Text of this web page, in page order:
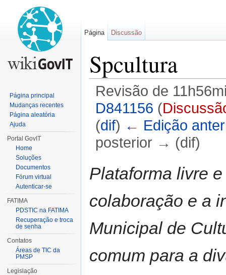
Spcultura
Revisão de
D841156 (
(dif) ← Edição
posterior → (dif)
Plataforma livre
colaboração e a
Municipal de
comum para a
Página Discussão
Página principal
Mudanças recentes
Página aleatória
Ajuda
Portal GovIT
Home
Soluções
Documentos
Fórum virtual
Autenticar-se
FATIMA
PDSTIC na FATIMA
Recuperação e troca
de senha
Contatos
Áreas de TIC da
PMSP
Legislação